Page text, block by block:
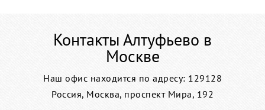
Контакты Алтуфьево в
Москве
Наш офис находится по адресу: 129128
Россия, Москва, проспект Мира, 192